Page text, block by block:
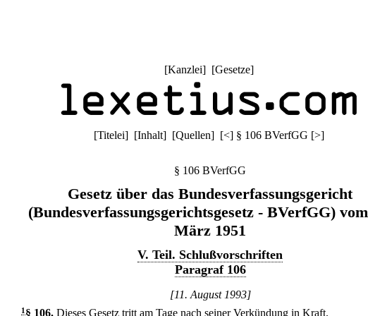
[Kanzlei] [Gesetze]
[Titelei] [Inhalt] [Quellen] [<] § 106 BVerfGG [>]
§ 106 BVerfGG
Gesetz über das Bundesverfassungsgericht
(Bundesverfassungsgerichtsgesetz - BVerfGG)
März 1951
V. Teil. Schlußvorschriften
Paragraf 106
[11. August 1993]
1 § 106. Dieses Gesetz tritt am Tage nach seiner Verkündung in Kraft.